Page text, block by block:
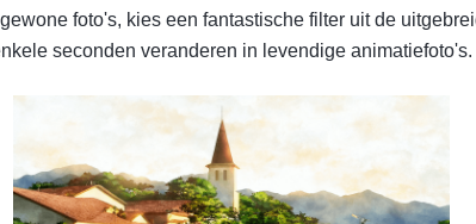
foto's, kies een fantastische filter uit de
seconden veranderen in levendige animatiefoto's.